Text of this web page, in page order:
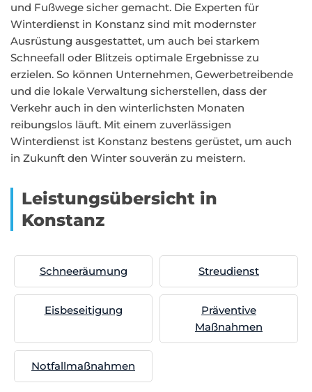
und Fußwege sicher gemacht. Die Experten für
Winterdienst in Konstanz sind mit modernster
Ausrüstung ausgestattet, um auch bei starkem
Schneefall oder Blitzeis optimale Ergebnisse zu
erzielen. So können Unternehmen, Gewerbetreibende
und die lokale Verwaltung sicherstellen, dass der
Verkehr auch in den winterlichsten Monaten
reibungslos läuft. Mit einem zuverlässigen
Winterdienst ist Konstanz bestens gerüstet, um auch
in Zukunft den Winter souverän zu meistern.
Leistungsübersicht in
Konstanz
Schneeräumung Streudienst
Eisbeseitigung
Präventive
Maßnahmen
Notfallmaßnahmen